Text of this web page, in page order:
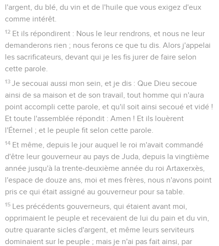
l'argent, du blé, du vin et de l'huile que vous exigez d'eux
comme intérêt.
12 Et ils répondirent : Nous le leur rendrons, et nous ne leur
demanderons rien ; nous ferons ce que tu dis. Alors j'appelai
les sacrificateurs, devant qui je les fis jurer de faire selon
cette parole.
13 Je secouai aussi mon sein, et je dis : Que Dieu secoue
ainsi de sa maison et de son travail, tout homme qui n'aura
point accompli cette parole, et qu'il soit ainsi secoué et vidé !
Et toute l'assemblée répondit : Amen ! Et ils louèrent
l'Éternel ; et le peuple fit selon cette parole.
14 Et même, depuis le jour auquel le roi m'avait commandé
d'être leur gouverneur au pays de Juda, depuis la vingtième
année jusqu'à la trente-deuxième année du roi Artaxerxès,
l'espace de douze ans, moi et mes frères, nous n'avons point
pris ce qui était assigné au gouverneur pour sa table.
15 Les précédents gouverneurs, qui étaient avant moi,
opprimaient le peuple et recevaient de lui du pain et du vin,
outre quarante sicles d'argent, et même leurs serviteurs
dominaient sur le peuple ; mais je n'ai pas fait ainsi, par